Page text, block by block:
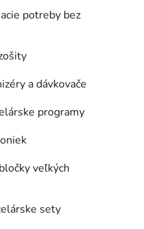
potreby bez
a dávkovače
programy
veľkých
sety